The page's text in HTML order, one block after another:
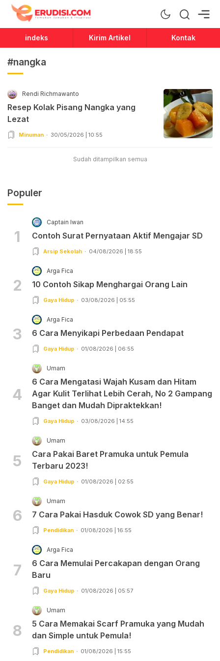
Erudisi
Temukan Jawaban dan Inspirasi
indeks Kirim Artikel Kontak
#nangka
Rendi Richmawanto
Resep Kolak Pisang Nangka yang
Lezat
Minuman 30/05/2026 | 10:55
Sudah ditampilkan semua
Populer
1
Captain Iwan
Contoh Surat Pernyataan Aktif Mengajar SD
Arsip Sekolah 04/08/2026 | 18:55
2
Arga Fica
10 Contoh Sikap Menghargai Orang Lain
Gaya Hidup 03/08/2026 | 05:55
3
Arga Fica
6 Cara Menyikapi Perbedaan Pendapat
Gaya Hidup 01/08/2026 | 06:55
4
Umam
6 Cara Mengatasi Wajah Kusam dan Hitam
Agar Kulit Terlihat Lebih Cerah, No 2 Gampang
Banget dan Mudah Dipraktekkan!
Gaya Hidup 03/08/2026 | 14:55
5
Umam
Cara Pakai Baret Pramuka untuk Pemula
Terbaru 2023!
Gaya Hidup 01/08/2026 | 02:55
6
Umam
7 Cara Pakai Hasduk Cowok SD yang Benar!
Pendidikan 01/08/2026 | 16:55
7
Arga Fica
6 Cara Memulai Percakapan dengan Orang
Baru
Gaya Hidup 01/08/2026 | 05:57
8
Umam
5 Cara Memakai Scarf Pramuka yang Mudah
dan Simple untuk Pemula!
Pendidikan 01/08/2026 | 15:55